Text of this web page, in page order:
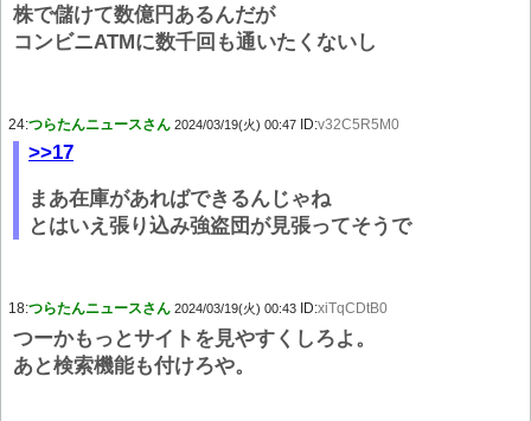
株で儲けて数億円あるんだが
コンビニATMに数千回も通いたくないし
24:つらたんニュースさん 2024/03/19(火) 00:47 ID:v32C5R5M0
>>17
まあ在庫があればできるんじゃね
とはいえ張り込み強盗団が見張ってそうで
18:つらたんニュースさん 2024/03/19(火) 00:43 ID:xiTqCDtB0
つーかもっとサイトを見やすくしろよ。
あと検索機能も付けろや。